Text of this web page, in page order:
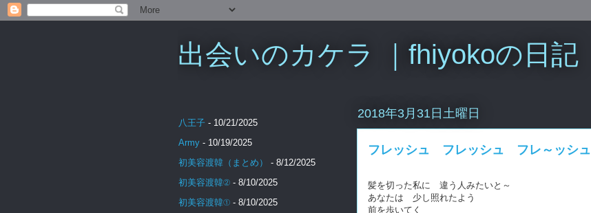
出会いのカケラ ｜fhiyokoの日記
2018年3月31日土曜日
フレッシュ フレッシュ フレ～ッシュ
髪を切った私に 違う人みたいと～
あなたは 少し照れたよう
前を歩いてく
八王子 - 10/21/2025
Army - 10/19/2025
初美容渡韓（まとめ）
- 8/12/2025
初美容渡韓② - 8/10/2025
初美容渡韓① - 8/10/2025